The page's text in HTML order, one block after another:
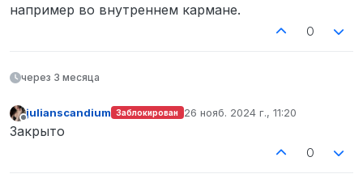
например во внутреннем кармане.
0
через 3 месяца
julianscandium Заблокирован 26 нояб. 2024 г., 11:20
отредактировано
Закрыто
0